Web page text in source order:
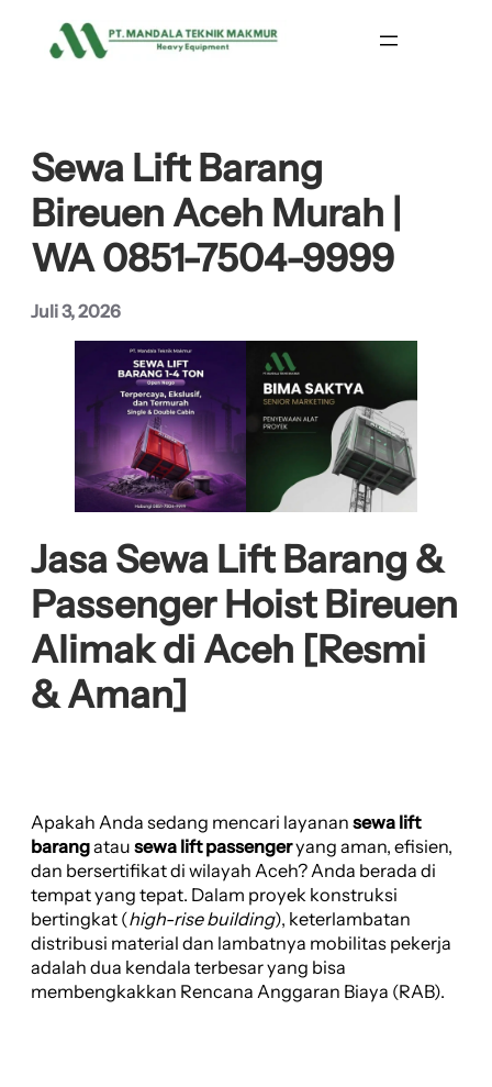
Sewa Lift Barang
Bireuen Aceh Murah |
WA 0851-7504-9999
Juli 3, 2026
Jasa Sewa Lift Barang &
Passenger Hoist Bireuen
Alimak di Aceh [Resmi
& Aman]
Apakah Anda sedang mencari layanan sewa lift
barangatau sewa lift passengeryang aman, efisien,
dan bersertifikat di wilayah Aceh? Anda berada di
tempat yang tepat. Dalam proyek konstruksi
bertingkat (high-rise building), keterlambatan
distribusi material dan lambatnya mobilitas pekerja
adalah dua kendala terbesar yang bisa
membengkakkan Rencana Anggaran Biaya (RAB).